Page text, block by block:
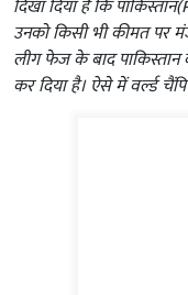
दिखा दिया है कि
उनको किसी भी कीमत पर
लीग फेज के बाद
कर दिया है। ऐसे में वर्ल्ड